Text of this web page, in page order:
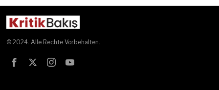
© 2024. Alle Rechte Vorbehalten.